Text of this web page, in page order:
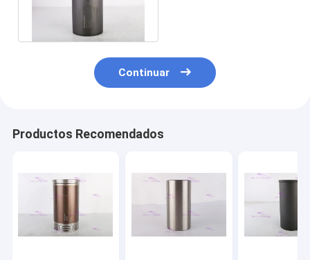
Continuar
Productos Recomendados